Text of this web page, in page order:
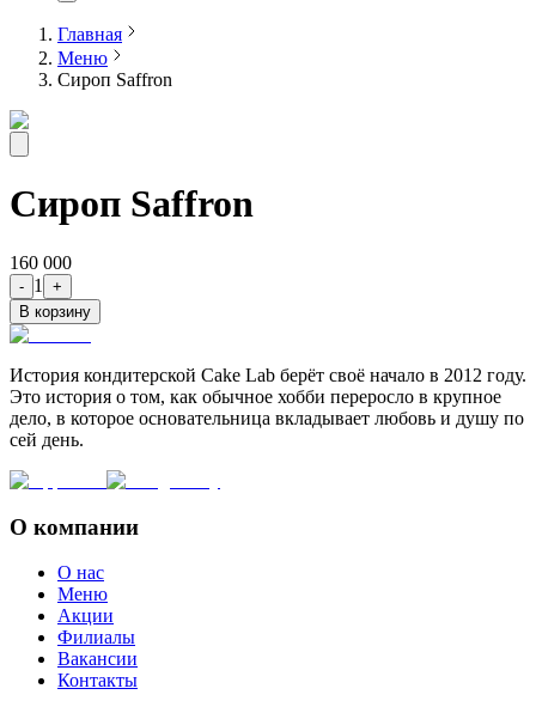
Главная
Меню
Сироп Saffron
Сироп Saffron
160 000
- 1
+
В корзину
История кондитерской Cake Lab берёт своё начало в 2012 году.
Это история о том, как обычное хобби переросло в крупное
дело, в которое основательница вкладывает любовь и душу по
сей день.
О компании
О нас
Меню
Акции
Филиалы
Вакансии
Контакты